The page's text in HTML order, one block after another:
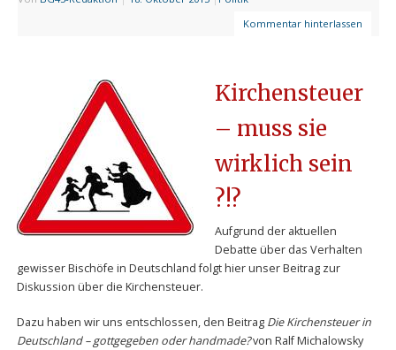
Kommentar hinterlassen
Kirchensteuer
– muss sie
wirklich sein
?!?
Aufgrund der aktuellen
Debatte über das Verhalten
gewisser Bischöfe in Deutschland folgt hier unser Beitrag zur
Diskussion über die Kirchensteuer.
Dazu haben wir uns entschlossen, den Beitrag Die Kirchensteuer in
Deutschland – gottgegeben oder handmade?von Ralf Michalowsky